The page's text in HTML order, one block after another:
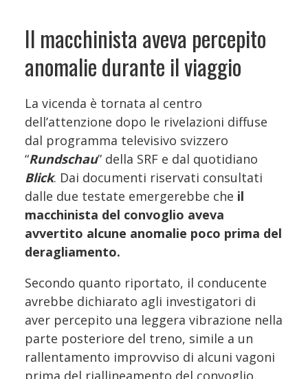
Il macchinista aveva percepito
anomalie durante il viaggio
La vicenda è tornata al centro
dell’attenzione dopo le rivelazioni diffuse
dal programma televisivo svizzero
“Rundschau” della SRF e dal quotidiano
Blick. Dai documenti riservati consultati
dalle due testate emergerebbe che il
macchinista del convoglio aveva
avvertito alcune anomalie poco prima del
deragliamento.
Secondo quanto riportato, il conducente
avrebbe dichiarato agli investigatori di
aver percepito una leggera vibrazione nella
parte posteriore del treno, simile a un
rallentamento improvviso di alcuni vagoni
prima del riallineamento del convoglio.